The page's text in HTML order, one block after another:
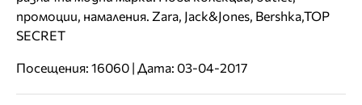
промоции, намаления. Zara, Jack&Jones, Bershka,TOP
SECRET
Посещения: 16060 | Дата: 03-04-2017